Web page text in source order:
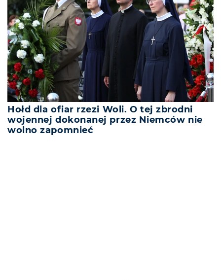
Hołd dla ofiar rzezi Woli. O tej zbrodni
wojennej dokonanej przez Niemców nie
wolno zapomnieć